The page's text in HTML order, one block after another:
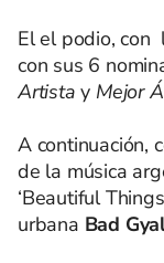
El el podio, con
con sus 6
Artista y Mejor
A continuación,
de la música
‘Beautiful
urbana Bad